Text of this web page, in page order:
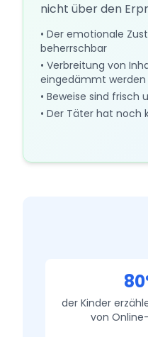
nicht über den
• Der emotionale
beherrschbar
• Verbreitung von
eingedämmt werden
• Beweise sind
• Der Täter hat noch
der Kinder
von